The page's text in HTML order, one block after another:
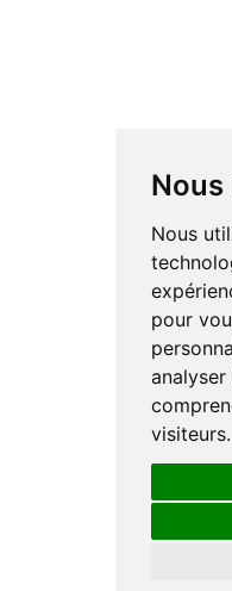
Nous
pour
visiteurs.